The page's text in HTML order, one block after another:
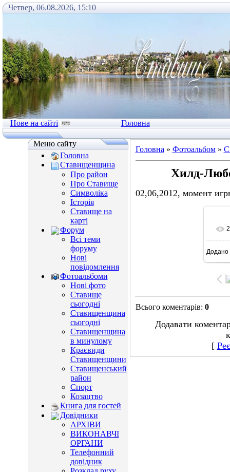
Четвер, 06.08.2026, 15:10
Нове на сайті Головна
Меню сайту
Головна
Ставищенщина
Про район
Про Ставище
Символіка
Історія
Ставище на
карті
Форум
Всі теми
форуму
Нові
повідомлення
Фотоальбоми
Нові фото
Ставище
сьогодні
Ставищенщина
сьогодні
Ставищенщина
в минулому
Краєвиди
Ставищенщини
Ставищенський
район
Спорт
Козацтво
Книга для гостей
Довідники
АРХІВИ
ВИКОНАВЧІ
ОРГАНИ
Телефонний
довідник
Головна » Фотоальбом»
Хилд-
02,06,2012, момент
Додано
Всього коментарів: 0
Додавати
[